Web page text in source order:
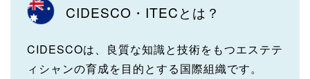
CIDESCO・ITECとは？
CIDESCOは、良質な知識と技術をもつエステテ
ィシャンの育成を目的とする国際組織です。